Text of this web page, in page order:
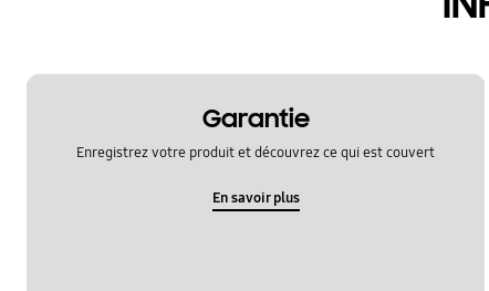
Garantie
Enregistrez votre produit et découvrez ce qui est couvert
En savoir plus